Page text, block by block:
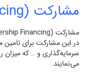
مشاركت (Partnership Financing)
در این مشارکت براي تامين
سرمايه‌گذاري و … كه
مي‌نمایند.